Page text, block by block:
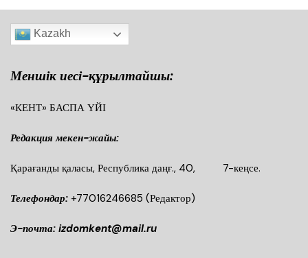
Kazakh
Меншік иесі-құрылтайшы:
«КЕНТ» БАСПА ҮЙІ
Редакция мекен-жайы:
Қарағанды қаласы, Республика даңғ., 40, 7-кеңсе.
Телефондар: +77016246685 (Редактор)
Э-почта: izdomkent@mail.ru